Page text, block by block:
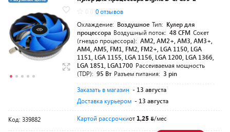
0 отзывов
Охлаждение: Воздушное Тип: Кулер для
процессора Воздушный поток: 48 CFM Сокет
(гнездо процессора): AM2, AM2+, AM3, AM3+,
AM4, AM5, FM1, FM2, FM2+, LGA 1150, LGA
1151, LGA 1155, LGA 1156, LGA 1200, LGA 1366,
LGA 1851, LGA1700 Рассеиваемая мощность
(TDP): 95 Вт Разъем питания: 3 pin
Заказать в магазин - 13 августа
Доставка курьером - 13 августа
Код: 339882 Картой рассрочкиот 1,25 /мес